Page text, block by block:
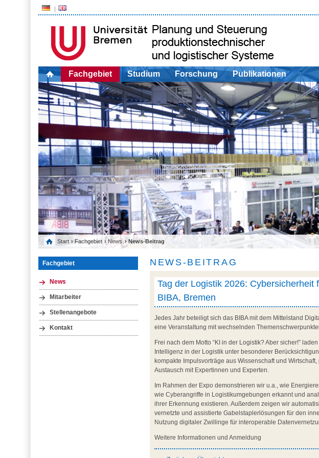
Fachgebiet Studium Forschung Publikationen
Start › Fachgebiet ›News › News-Beitrag
Fachgebiet
News
Mitarbeiter
Stellenangebote
Kontakt
NEWS-BEITRAG
Tag der Logistik 2026:
BIBA, Bremen
Jedes Jahr beteiligt sich das BIBA mit dem Mittelstand
eine Veranstaltung mit wechselnden
Frei nach dem Motto “KI in der Logistik? Aber sicher!”
Intelligenz in der Logistik unter besonderer
kompakte Impulsvorträge aus Wissenschaft und
Austausch mit Expertinnen und Experten.
Im Rahmen der Expo demonstrieren wir u.a., wie
wie Cyberangriffe in Logistikumgebungen erkannt und
ihrer Erkennung existieren. Außerdem zeigen wir
vernetzte und assistierte Gabelstaplerlösungen für den
Nutzung digitaler Zwillinge für interoperable
Weitere Informationen und Anmeldung